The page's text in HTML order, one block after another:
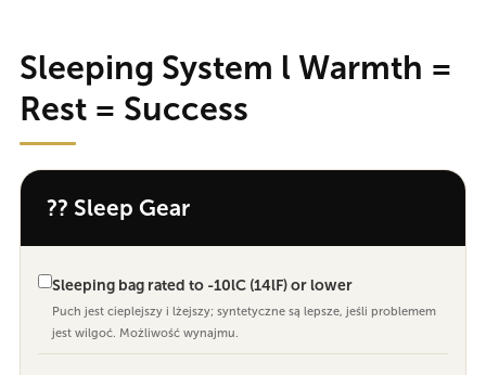
Sleeping System l Warmth =
Rest = Success
?? Sleep Gear
Sleeping bag rated to -10lC (14lF) or lower
Puch jest cieplejszy i lżejszy; syntetyczne są lepsze, jeśli problemem
jest wilgoć. Możliwość wynajmu.